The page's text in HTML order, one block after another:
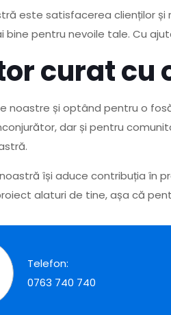
este satisfacerea clienților
bine pentru nevoile tale. Cu
curat cu
noastre și optând pentru o
dar și pentru
își aduce contribuția în
alaturi de tine, așa că
Telefon:
0763 740 740